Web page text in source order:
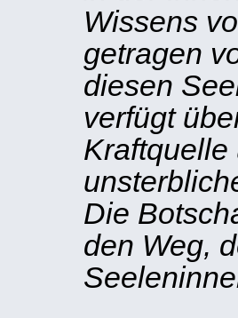
Wissens
getragen
diesen
verfügt
Kraftquelle
Die
den Weg,